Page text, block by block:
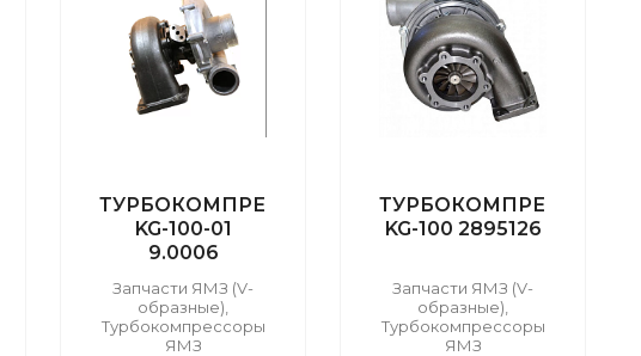
ТУРБОКОМПРЕССОР
KG-100-01
9.0006
Запчасти ЯМЗ (V-
образные),
Турбокомпрессоры
ЯМЗ
ТУРБОКОМПРЕССОР
KG-100 2895126
Запчасти ЯМЗ (V-
образные),
Турбокомпрессоры
ЯМЗ